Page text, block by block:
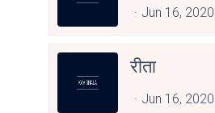
Jun 16, 2020
रीता
Jun 16, 2020